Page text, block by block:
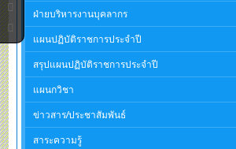
ฝ่ายบริหารงานบุคลากร
แผนปฏิบัติราชการประจำปี
สรุปแผนปฏิบัติราชการประจำปี
แผนกวิชา
ข่าวสาร/ประชาสัมพันธ์
สาระความรู้